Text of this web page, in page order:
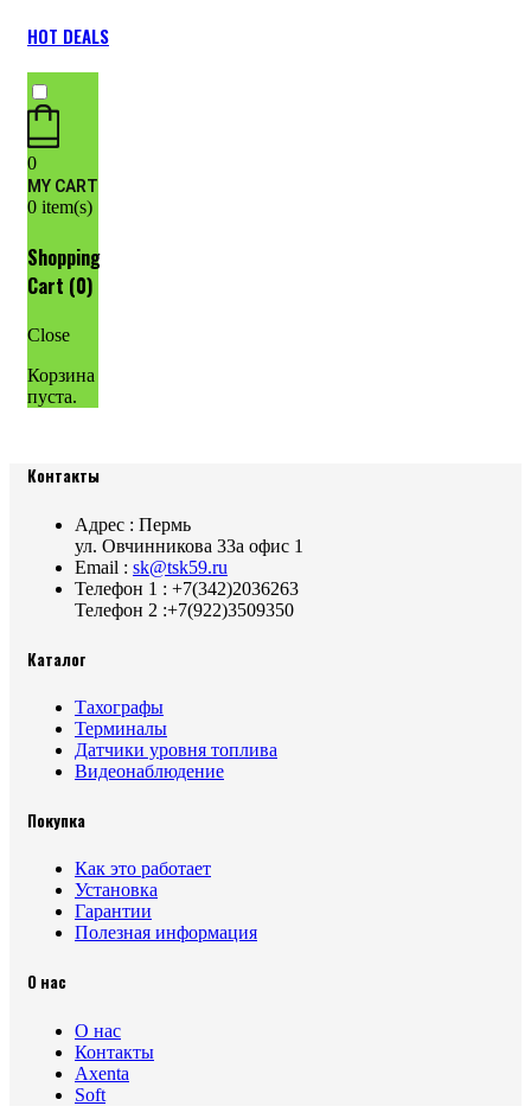
HOT DEALS
0
MY CART
0 item(s)
Shopping
Cart (0)
Close
Корзина
пуста.
Контакты
Адрес : Пермь
ул. Овчинникова 33а офис 1
Email : sk@tsk59.ru
Телефон 1 : +7(342)2036263
Телефон 2 :+7(922)3509350
Каталог
Тахографы
Терминалы
Датчики уровня топлива
Видеонаблюдение
Покупка
Как это работает
Установка
Гарантии
Полезная информация
О нас
О нас
Контакты
Axenta
Soft